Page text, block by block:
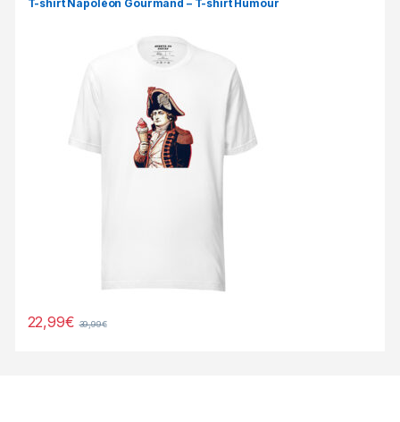
T-shirt Napoléon Gourmand – T-shirt Humour
22,99€ 39,99€